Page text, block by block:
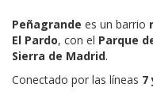
Peñagrande es un barrio
El Pardo, con el Parque
Sierra de Madrid.
Conectado por las líneas 7